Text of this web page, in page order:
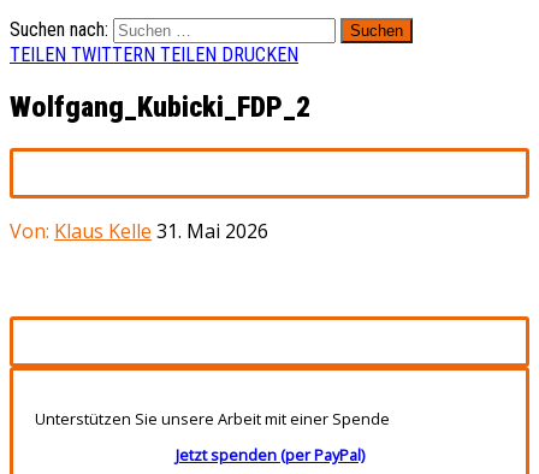
Suchen nach:
TEILEN TWITTERN TEILEN DRUCKEN
Wolfgang_Kubicki_FDP_2
Von: Klaus Kelle 31. Mai 2026
Unterstützen Sie unsere Arbeit mit einer Spende
Jetzt spenden (per PayPal)